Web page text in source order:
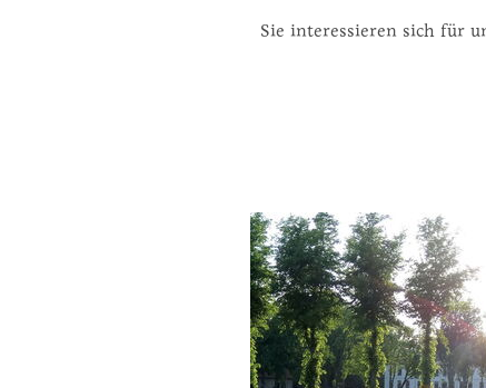
Sie interessieren sich für